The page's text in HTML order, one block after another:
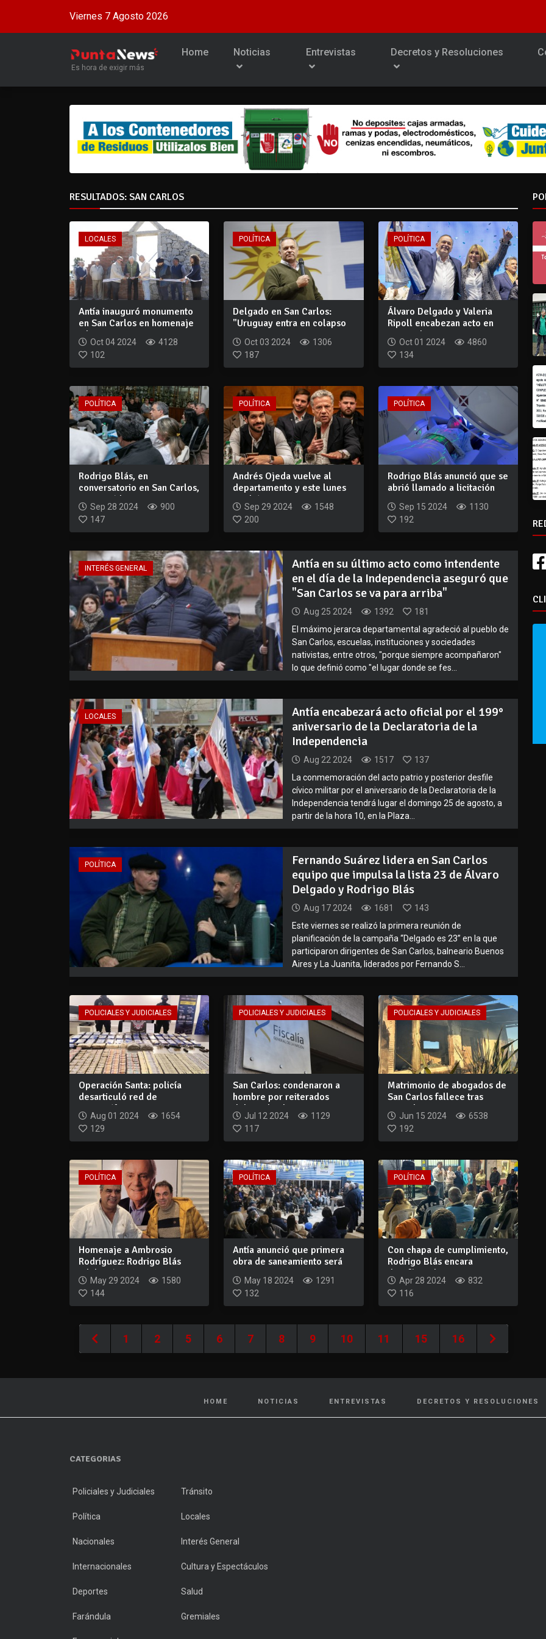
Viernes 7 Agosto 2026
Es hora de exigir más
Home Noticias Entrevistas Decretos y Resoluciones
RESULTADOS: SAN CARLOS
LOCALES
Antía inauguró monumento
en San Carlos en homenaje
a la Bata...
Oct 04 2024
4128
102
POLÍTICA
Delgado en San Carlos:
"Uruguay entra en colapso
Oct 03 2024
1306
187
POLÍTICA
Álvaro Delgado y Valeria
Ripoll encabezan acto en
San Carlos
Oct 01 2024
4860
134
POLÍTICA
Rodrigo Blás, en
conversatorio en San Carlos,
enumeró logros...
Sep 28 2024
900
147
POLÍTICA
Andrés Ojeda vuelve al
departamento y este lunes
tendrá acti...
Sep 29 2024
1548
200
POLÍTICA
Rodrigo Blás anunció que se
abrió llamado a licitación
Sep 15 2024
1130
192
INTERÉS GENERAL
Antía en su último acto como intendente
en el día de la Independencia aseguró que
"San Carlos se va para arriba"
Aug 25 2024 1392
181
El máximo jerarca departamental agradeció al pueblo de
San Carlos, escuelas, instituciones y sociedades
nativistas, entre otros, "porque siempre acompañaron"
lo que definió como "el lugar donde se fes...
LOCALES
Antía encabezará acto oficial por el 199°
aniversario de la Declaratoria de la
Independencia
Aug 22 2024 1517
137
La conmemoración del acto patrio y posterior desfile
cívico militar por el aniversario de la Declaratoria de la
Independencia tendrá lugar el domingo 25 de agosto, a
partir de la hora 10, en la Plaza...
POLÍTICA
Fernando Suárez lidera en San Carlos
equipo que impulsa la lista 23 de Álvaro
Delgado y Rodrigo Blás
Aug 17 2024 1681
143
Este viernes se realizó la primera reunión de
planificación de la campaña “Delgado es 23” en la que
participaron dirigentes de San Carlos, balneario Buenos
Aires y La Juanita, liderados por Fernando S...
POLICIALES Y JUDICIALES
Operación Santa: policía
desarticuló red de
narcotráfico en...
Aug 01 2024
1654
129
POLICIALES Y JUDICIALES
San Carlos: condenaron a
hombre por reiterados
delitos de ab...
Jul 12 2024
1129
117
POLICIALES Y JUDICIALES
Matrimonio de abogados de
San Carlos fallece tras
incendio e...
Jun 15 2024
6538
192
POLÍTICA
Homenaje a Ambrosio
Rodríguez: Rodrigo Blás
adelantó que imp...
May 29 2024
1580
144
POLÍTICA
Antía anunció que primera
obra de saneamiento será
May 18 2024
1291
132
POLÍTICA
Con chapa de cumplimiento,
Rodrigo Blás encara
desafíos: el...
Apr 28 2024
832
116
1 2 5 6 7 8 9 10 11 15 16
HOME NOTICIAS ENTREVISTAS DECRETOS Y RESOLUCIONES
CATEGORIAS
Policiales y Judiciales Tránsito
Política Locales
Nacionales Interés General
Internacionales Cultura y Espectáculos
Deportes Salud
Farándula Gremiales